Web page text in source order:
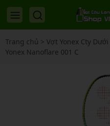
Trang chủ > Vợt Yonex Cty
Yonex Nanoflare 001 C